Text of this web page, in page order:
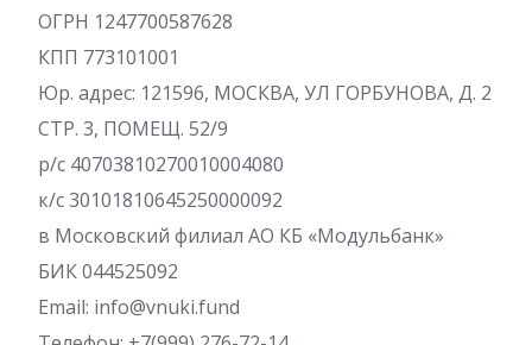
ОГРН 1247700587628
КПП 773101001
Юр. адрес: 121596, МОСКВА, УЛ ГОРБУНОВА, Д. 2
СТР. 3, ПОМЕЩ. 52/9
р/c 40703810270010004080
к/с 30101810645250000092
в Московский филиал АО КБ «Модульбанк»
БИК 044525092
Email: info@vnuki.fund